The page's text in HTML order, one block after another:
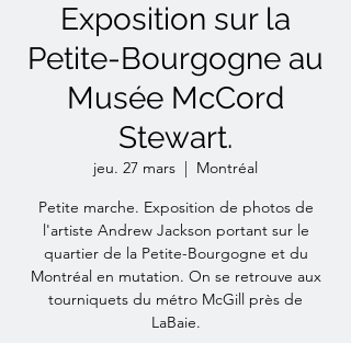
Exposition sur la
Petite-Bourgogne au
Musée McCord
Stewart.
jeu. 27 mars
  |
Montréal
Petite marche. Exposition de photos de
l'artiste Andrew Jackson portant sur le
quartier de la Petite-Bourgogne et du
Montréal en mutation. On se retrouve aux
tourniquets du métro McGill près de
LaBaie.